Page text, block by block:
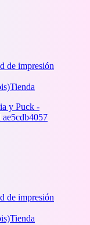
de impresión
Tienda
de impresión
Tienda